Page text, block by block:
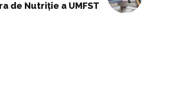
de Nutriție a UMFST